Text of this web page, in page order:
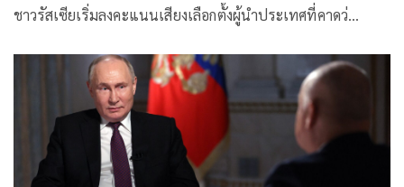
ชาวรัสเซียเริ่มลงคะแนนเสียงเลือกตั้งผู้นำประเทศที่คาดว่…